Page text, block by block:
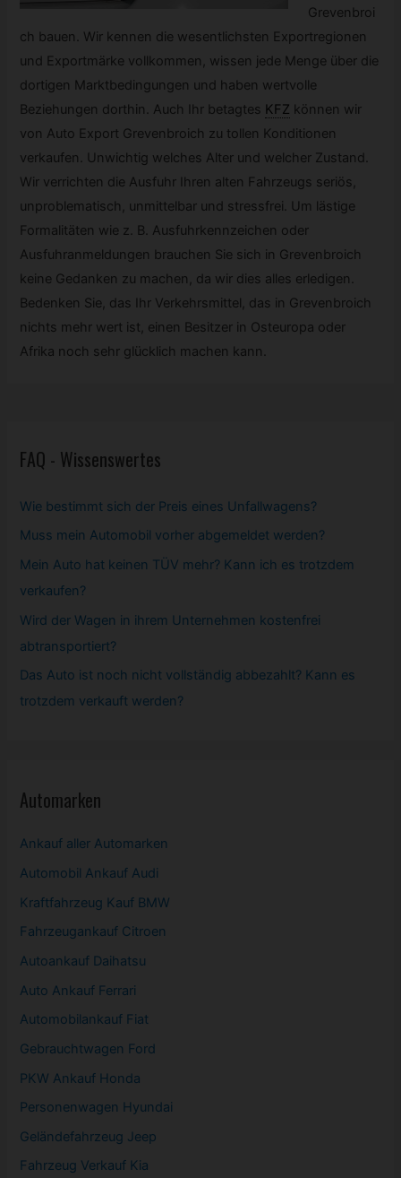
Grevenbroi
ch bauen. Wir kennen die wesentlichsten Exportregionen
und Exportmärke vollkommen, wissen jede Menge über die
dortigen Marktbedingungen und haben wertvolle
Beziehungen dorthin. Auch Ihr betagtes KFZ können wir
von Auto Export Grevenbroich zu tollen Konditionen
verkaufen. Unwichtig welches Alter und welcher Zustand.
Wir verrichten die Ausfuhr Ihren alten Fahrzeugs seriös,
unproblematisch, unmittelbar und stressfrei. Um lästige
Formalitäten wie z. B. Ausfuhrkennzeichen oder
Ausfuhranmeldungen brauchen Sie sich in Grevenbroich
keine Gedanken zu machen, da wir dies alles erledigen.
Bedenken Sie, das Ihr Verkehrsmittel, das in Grevenbroich
nichts mehr wert ist, einen Besitzer in Osteuropa oder
Afrika noch sehr glücklich machen kann.
FAQ - Wissenswertes
Wie bestimmt sich der Preis eines Unfallwagens?
Muss mein Automobil vorher abgemeldet werden?
Mein Auto hat keinen TÜV mehr? Kann ich es trotzdem
verkaufen?
Wird der Wagen in ihrem Unternehmen kostenfrei
abtransportiert?
Das Auto ist noch nicht vollständig abbezahlt? Kann es
trotzdem verkauft werden?
Automarken
Ankauf aller Automarken
Automobil Ankauf Audi
Kraftfahrzeug Kauf BMW
Fahrzeugankauf Citroen
Autoankauf Daihatsu
Auto Ankauf Ferrari
Automobilankauf Fiat
Gebrauchtwagen Ford
PKW Ankauf Honda
Personenwagen Hyundai
Geländefahrzeug Jeep
Fahrzeug Verkauf Kia